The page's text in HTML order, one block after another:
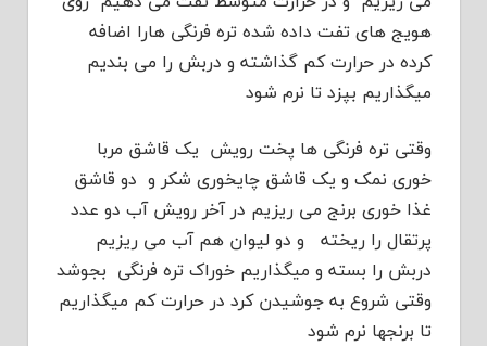
هویج های تفت داده شده تره فرنگی هارا اضافه
کرده در حرارت کم گذاشته و دربش را می بندیم
میگذاریم بپزد تا نرم شود
وقتی تره فرنگی ها پخت رویش یک قاشق مربا
خوری نمک و یک قاشق چایخوری شکر و دو قاشق
غذا خوری برنج می ریزیم در آخر رویش آب دو عدد
پرتقال را ریخته و دو لیوان هم آب می ریزیم
دربش را بسته و میگذاریم خوراک تره فرنگی بجوشد
وقتی شروع به جوشیدن کرد در حرارت کم میگذاریم
تا برنجها نرم شود